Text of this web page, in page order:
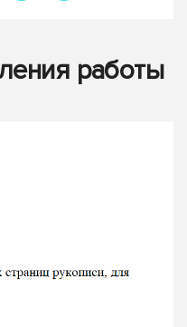
работы